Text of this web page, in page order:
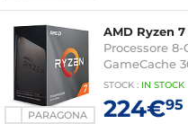
PARAGONA
AMD Ryzen
Processore
GameCache
boxata senza
produttore)
STOCK : IN STOCK
224€95